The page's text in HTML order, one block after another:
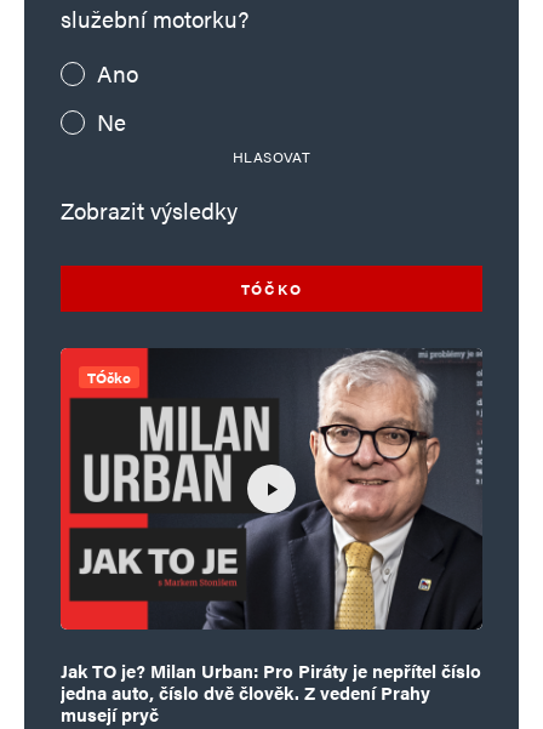
služební motorku?
Ano
Ne
HLASOVAT
Zobrazit výsledky
TÓČKO
TÓčko
Jak TO je? Milan Urban: Pro Piráty je nepřítel číslo
jedna auto, číslo dvě člověk. Z vedení Prahy
musejí pryč